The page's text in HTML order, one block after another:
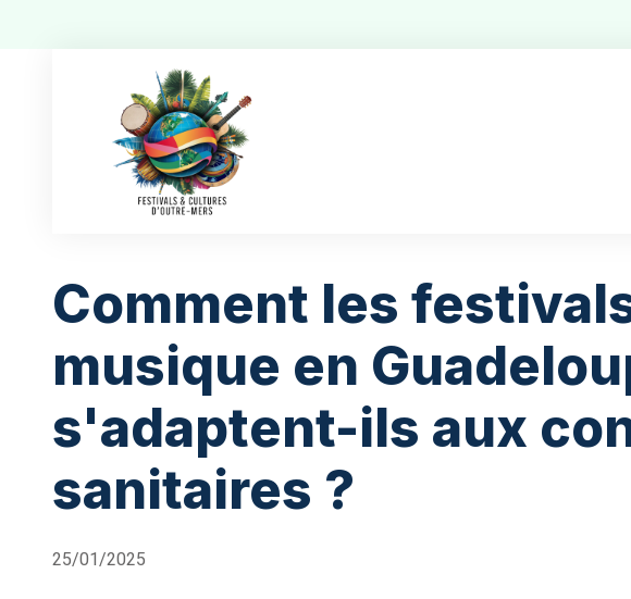
Comment les
musique en
s'adaptent-ils aux
sanitaires ?
25/01/2025